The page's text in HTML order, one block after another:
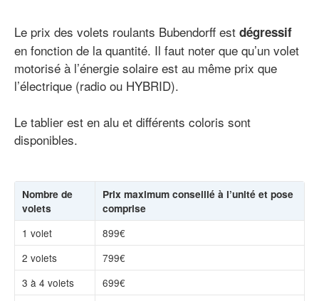
Le prix des volets roulants Bubendorff est dégressif
en fonction de la quantité. Il faut noter que qu’un volet
motorisé à l’énergie solaire est au même prix que
l’électrique (radio ou HYBRID).
Le tablier est en alu et différents coloris sont
disponibles.
Nombre de
volets
Prix maximum conseillé à l’unité et pose
comprise
1 volet
899€
2 volets
799€
3 à 4 volets
699€